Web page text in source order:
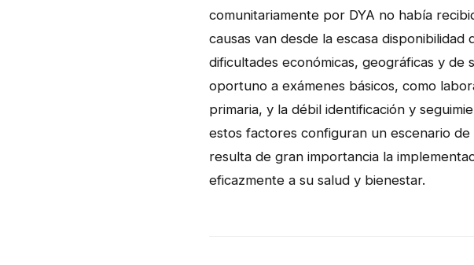
comunitariamente por DYA no había
causas van desde la escasa
dificultades económicas, geográficas y
oportuno a exámenes básicos, como
primaria, y la débil identificación y
estos factores configuran un escenario
resulta de gran importancia la
eficazmente a su salud y bienestar.